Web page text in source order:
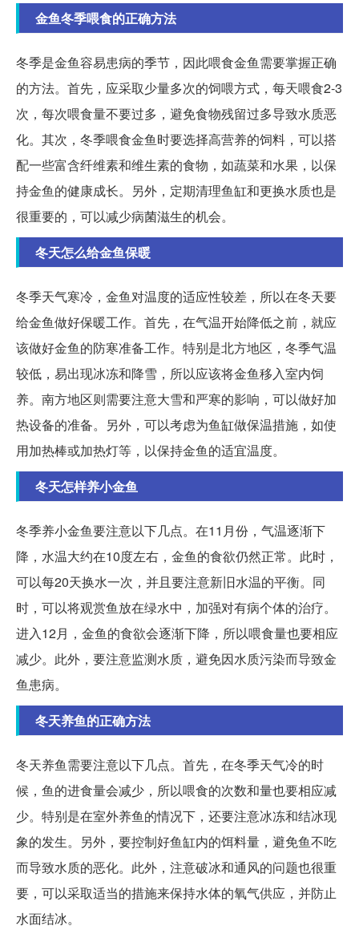
金鱼冬季喂食的正确方法
冬季是金鱼容易患病的季节，因此喂食金鱼需要掌握正确
的方法。首先，应采取少量多次的饲喂方式，每天喂食2-3
次，每次喂食量不要过多，避免食物残留过多导致水质恶
化。其次，冬季喂食金鱼时要选择高营养的饲料，可以搭
配一些富含纤维素和维生素的食物，如蔬菜和水果，以保
持金鱼的健康成长。另外，定期清理鱼缸和更换水质也是
很重要的，可以减少病菌滋生的机会。
冬天怎么给金鱼保暖
冬季天气寒冷，金鱼对温度的适应性较差，所以在冬天要
给金鱼做好保暖工作。首先，在气温开始降低之前，就应
该做好金鱼的防寒准备工作。特别是北方地区，冬季气温
较低，易出现冰冻和降雪，所以应该将金鱼移入室内饲
养。南方地区则需要注意大雪和严寒的影响，可以做好加
热设备的准备。另外，可以考虑为鱼缸做保温措施，如使
用加热棒或加热灯等，以保持金鱼的适宜温度。
冬天怎样养小金鱼
冬季养小金鱼要注意以下几点。在11月份，气温逐渐下
降，水温大约在10度左右，金鱼的食欲仍然正常。此时，
可以每20天换水一次，并且要注意新旧水温的平衡。同
时，可以将观赏鱼放在绿水中，加强对有病个体的治疗。
进入12月，金鱼的食欲会逐渐下降，所以喂食量也要相应
减少。此外，要注意监测水质，避免因水质污染而导致金
鱼患病。
冬天养鱼的正确方法
冬天养鱼需要注意以下几点。首先，在冬季天气冷的时
候，鱼的进食量会减少，所以喂食的次数和量也要相应减
少。特别是在室外养鱼的情况下，还要注意冰冻和结冰现
象的发生。另外，要控制好鱼缸内的饵料量，避免鱼不吃
而导致水质的恶化。此外，注意破冰和通风的问题也很重
要，可以采取适当的措施来保持水体的氧气供应，并防止
水面结冰。